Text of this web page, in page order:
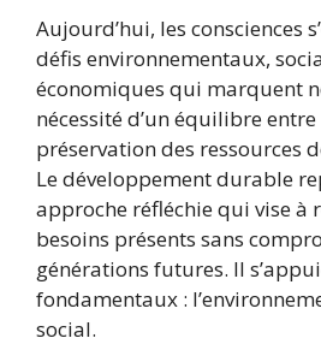
Aujourd’hui, les consciences
défis environnementaux,
économiques qui marquent
nécessité d’un équilibre
préservation des ressources
Le développement durable
approche réfléchie qui vise à
besoins présents sans
générations futures. Il
fondamentaux :
social.